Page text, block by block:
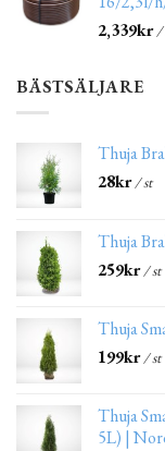
2,339kr/
BÄSTSÄLJARE
Thuja
28kr/ st
Thuja
259kr/ st
Thuja
199kr/ st
Thuja
5L) |